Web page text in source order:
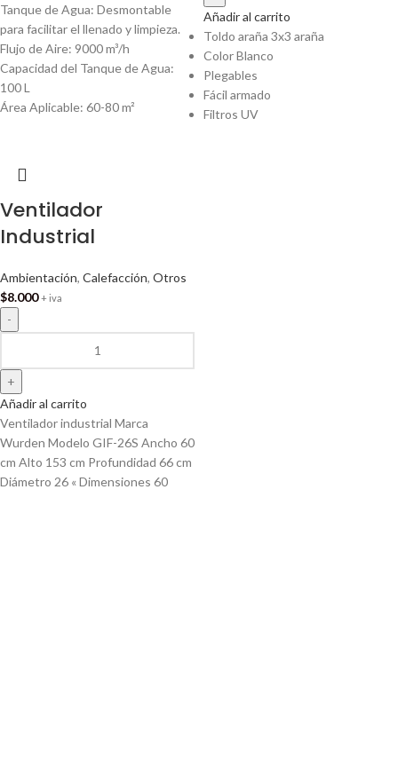
Tanque de Agua: Desmontable
para facilitar el llenado y limpieza.
Flujo de Aire: 9000 m³/h
Capacidad del Tanque de Agua:
100 L
Área Aplicable: 60-80 m²
Añadir al carrito
Toldo araña 3x3 araña
Color Blanco
Plegables
Fácil armado
Filtros UV
Ventilador
Industrial
Ambientación, Calefacción, Otros
$8.000 + iva
Añadir al carrito
Ventilador industrial Marca
Wurden Modelo GIF-26S Ancho 60
cm Alto 153 cm Profundidad 66 cm
Diámetro 26 « Dimensiones 60